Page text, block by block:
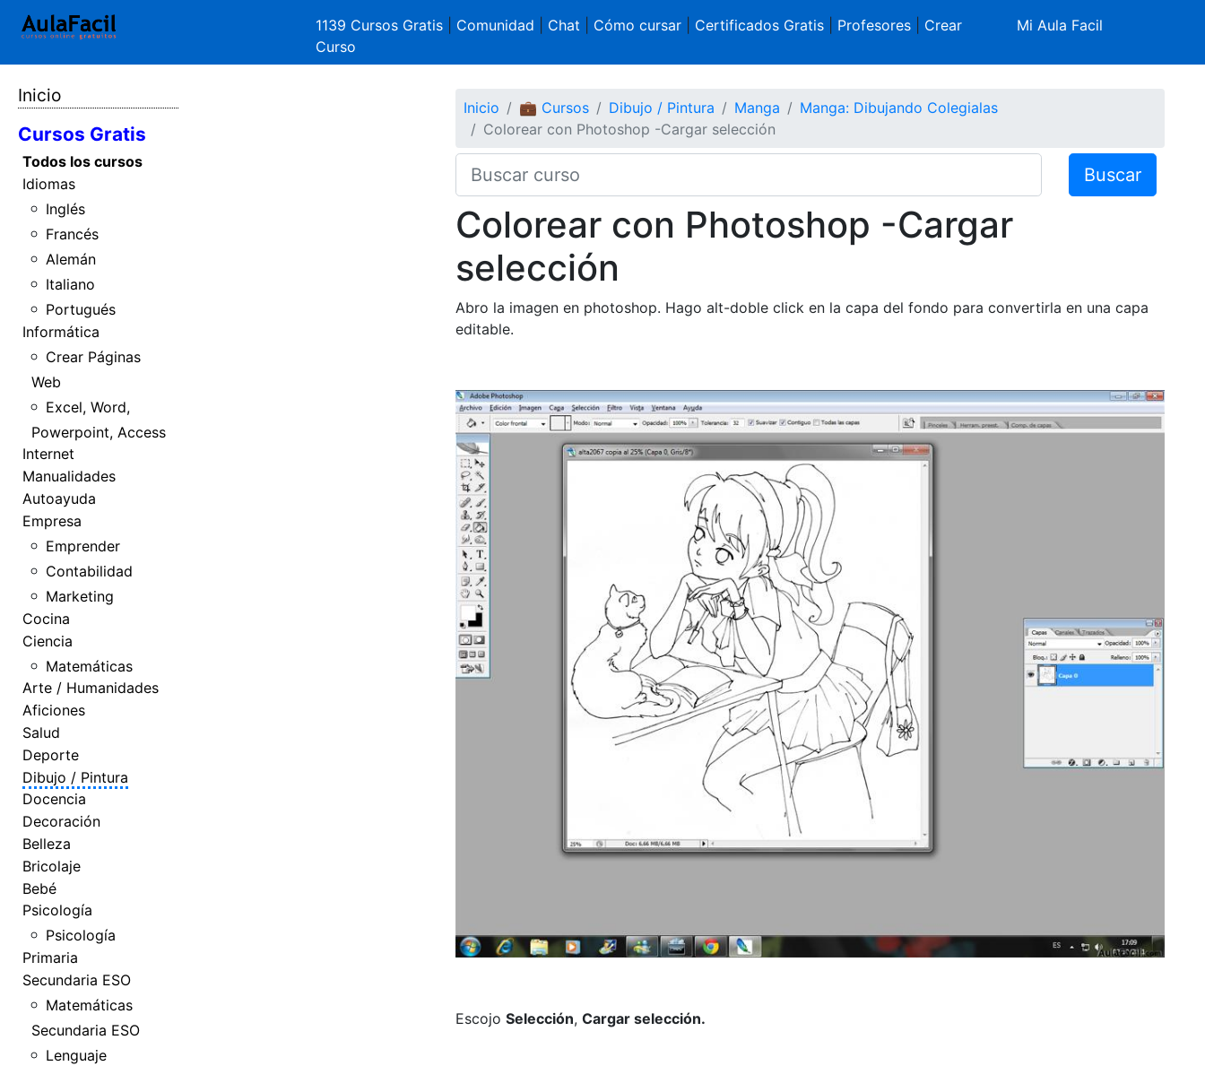
1139 Cursos Gratis Comunidad Chat Cómo cursar| Certificados Gratis| Profesores| Crear
Curso
Mi Aula Facil
Inicio
Cursos Gratis
Todos los cursos
Idiomas
Inglés
Francés
Alemán
Italiano
Portugués
Informática
Crear Páginas
Web
Excel, Word,
Powerpoint, Access
Internet
Manualidades
Autoayuda
Empresa
Emprender
Contabilidad
Marketing
Cocina
Ciencia
Matemáticas
Arte / Humanidades
Aficiones
Salud
Deporte
Dibujo / Pintura
Docencia
Decoración
Belleza
Bricolaje
Bebé
Psicología
Psicología
Primaria
Secundaria ESO
Matemáticas
Secundaria ESO
Lenguaje
Inicio 💼 Cursos Dibujo / Pintura Manga
Manga: Dibujando Colegialas
Colorear con Photoshop -Cargar selección
Buscar
Colorear con Photoshop -Cargar
selección
Abro la imagen en photoshop. Hago alt-doble click en la capa del fondo para convertirla en una capa
editable.
Escojo Selección, Cargar selección.